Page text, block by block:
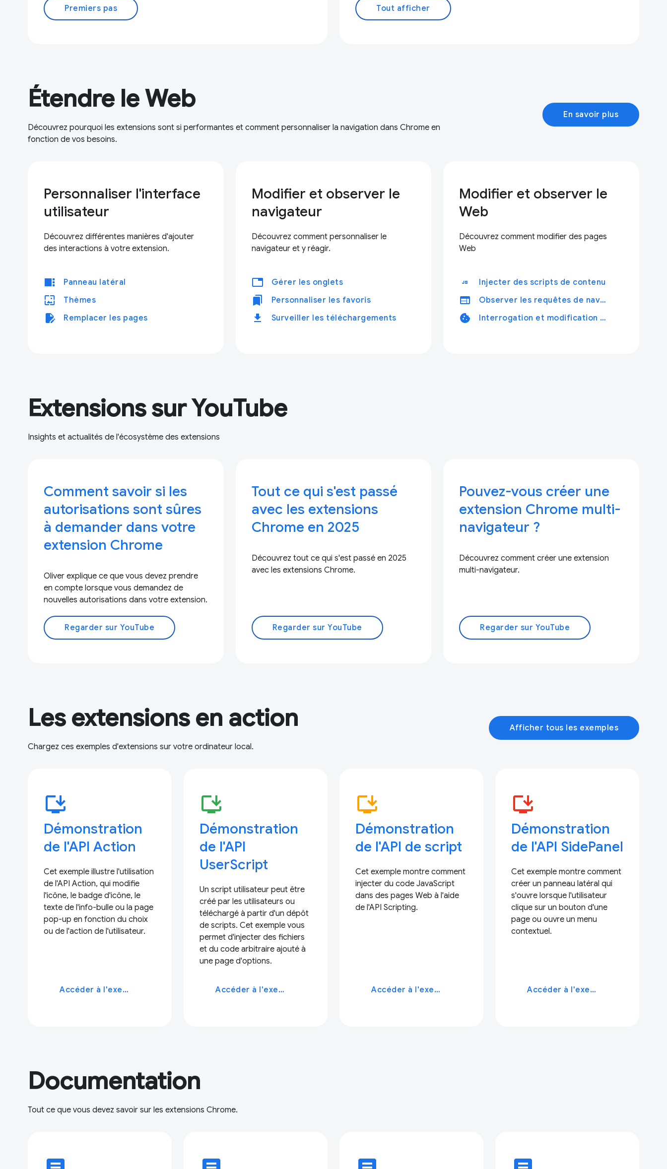
Premiers pas Tout afficher
Étendre le Web
Découvrez pourquoi les extensions sont si performantes et comment personnaliser la navigation dans Chrome en
fonction de vos besoins.
En savoir plus
Personnaliser l'interface
utilisateur
Découvrez différentes manières d'ajouter
des interactions à votre extension.
view_sidebar Panneau latéral
wallpaper Thèmes
edit_document Remplacer les pages
Modifier et observer le
navigateur
Découvrez comment personnaliser le
navigateur et y réagir.
tabsGérer les onglets
bookmarks Personnaliser les favoris
download Surveiller les téléchargements
Modifier et observer le
Web
Découvrez comment modifier des pages
Web
javascript Injecter des scripts de contenu
web Observer les requêtes de navigation Web
cookie Interrogation et modification des cookies
Extensions sur YouTube
Insights et actualités de l'écosystème des extensions
Comment savoir si les
autorisations sont sûres
à demander dans votre
extension Chrome
Oliver explique ce que vous devez prendre
en compte lorsque vous demandez de
nouvelles autorisations dans votre extension.
Regarder sur YouTube
Tout ce qui s'est passé
avec les extensions
Chrome en 2025
Découvrez tout ce qui s'est passé en 2025
avec les extensions Chrome.
Regarder sur YouTube
Pouvez-vous créer une
extension Chrome multi-
navigateur ?
Découvrez comment créer une extension
multi-navigateur.
Regarder sur YouTube
Les extensions en action
Chargez ces exemples d'extensions sur votre ordinateur local.
Afficher tous les exemples
install_desktop
Démonstration
de l'API Action
Cet exemple illustre l'utilisation
de l'API Action, qui modifie
l'icône, le badge d'icône, le
texte de l'info-bulle ou la page
pop-up en fonction du choix
ou de l'action de l'utilisateur.
Accéder à l'exemple
install_desktop
Démonstration
de l'API
UserScript
Un script utilisateur peut être
créé par les utilisateurs ou
téléchargé à partir d'un dépôt
de scripts. Cet exemple vous
permet d'injecter des fichiers
et du code arbitraire ajouté à
une page d'options.
Accéder à l'exemple
install_desktop
Démonstration
de l'API de script
Cet exemple montre comment
injecter du code JavaScript
dans des pages Web à l'aide
de l'API Scripting.
Accéder à l'exemple
install_desktop
Démonstration
de l'API SidePanel
Cet exemple montre comment
créer un panneau latéral qui
s'ouvre lorsque l'utilisateur
clique sur un bouton d'une
page ou ouvre un menu
contextuel.
Accéder à l'exemple
Documentation
Tout ce que vous devez savoir sur les extensions Chrome.